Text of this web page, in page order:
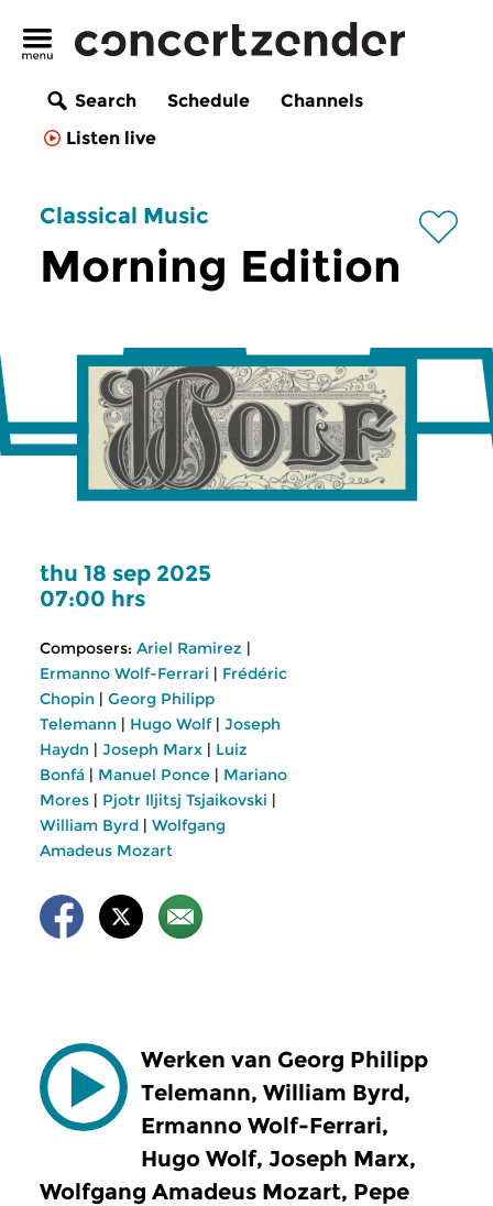
Search Schedule
Channels
Listen live
Classical Music
Morning Edition
thu 18 sep 2025
07:00 hrs
Composers: Ariel Ramirez |
Ermanno Wolf-Ferrari | Frédéric
Chopin | Georg Philipp
Telemann | Hugo Wolf| Joseph
Haydn | Joseph Marx | Luiz
Bonfá | Manuel Ponce | Mariano
Mores | Pjotr Iljitsj Tsjaikovski |
William Byrd | Wolfgang
Amadeus Mozart
Werken van Georg Philipp
Telemann, William Byrd,
Ermanno Wolf-Ferrari,
Hugo Wolf, Joseph Marx,
Wolfgang Amadeus Mozart, Pepe